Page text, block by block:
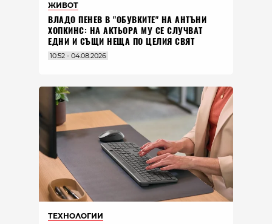
ЖИВОТ
ВЛАДO ПЕНЕВ В "ОБУВКИТЕ" НА АНТЪНИ
ХОПКИНС: НА АКТЬОРА МУ СЕ СЛУЧВАТ
ЕДНИ И СЪЩИ НЕЩА ПО ЦЕЛИЯ СВЯТ
10:52 - 04.08.2026
ТЕХНОЛОГИИ